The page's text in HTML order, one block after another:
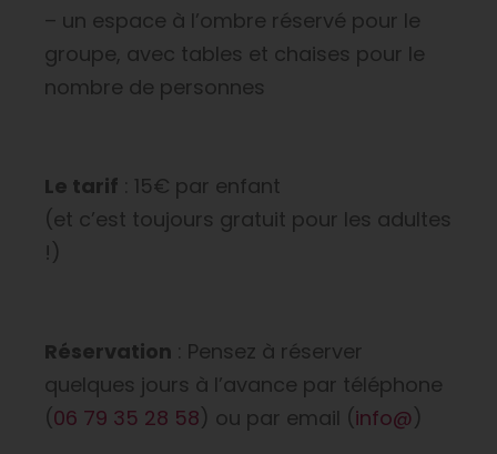
– un espace à l’ombre réservé pour le
groupe, avec tables et chaises pour le
nombre de personnes
Le tarif : 15€ par enfant
(et c’est toujours gratuit pour les adultes
!)
Réservation : Pensez à réserver
quelques jours à l’avance par téléphone
(06 79 35 28 58) ou par email (info@)